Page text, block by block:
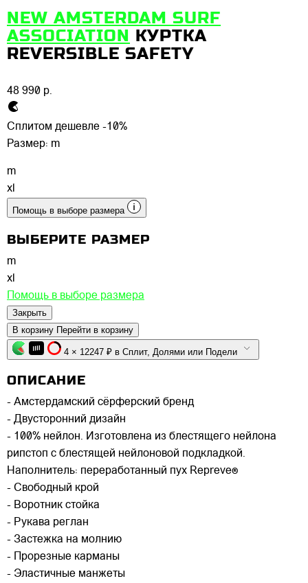
NEW AMSTERDAM SURF
ASSOCIATION КУРТКА
REVERSIBLE SAFETY
48 990 р.
Сплитом дешевле -10%
Размер: m
m
xl
Помощь в выборе размера
ВЫБЕРИТЕ РАЗМЕР
m
xl
Помощь в выборе размера
Закрыть
В корзину Перейти в корзину
4 × 12247 ₽ в Сплит, Долями или Подели
ОПИСАНИЕ
- Амстердамский сёрферский бренд
- Двусторонний дизайн
- 100% нейлон. Изготовлена из блестящего нейлона
рипстоп с блестящей нейлоновой подкладкой.
Наполнитель: переработанный пух Repreve®
- Свободный крой
- Воротник стойка
- Рукава реглан
- Застежка на молнию
- Прорезные карманы
- Эластичные манжеты